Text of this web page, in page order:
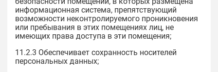
информационная система, препятствующий
возможности неконтролируемого проникновения
или пребывания в этих помещениях лиц, не
имеющих права доступа в эти помещения;
11.2.3 Обеспечивает сохранность носителей
персональных данных;